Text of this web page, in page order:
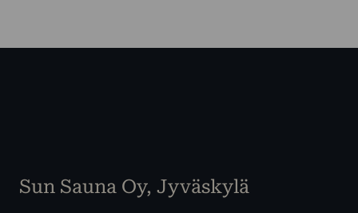
Sun Sauna Oy, Jyväskylä